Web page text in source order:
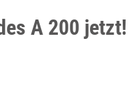
A 200 jetzt!